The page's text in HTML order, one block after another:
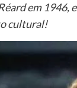
em 1946,
cultural!